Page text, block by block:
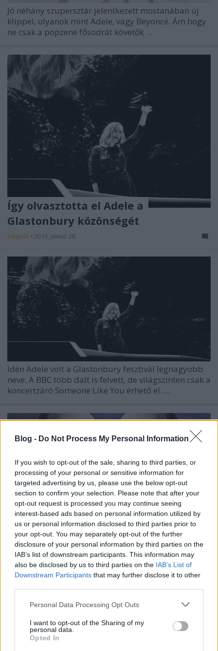
Blog - Do Not Process My Personal Information
If you wish to opt-out of the sale, sharing to third parties, or
processing of your personal or sensitive information for
targeted advertising by us, please use the below opt-out
section to confirm your selection. Please note that after your
opt-out request is processed you may continue seeing
interest-based ads based on personal information utilized by
us or personal information disclosed to third parties prior to
your opt-out. You may separately opt-out of the further
disclosure of your personal information by third parties on the
IAB’s list of downstream participants. This information may
also be disclosed by us to third parties on the IAB’s List of
Downstream Participants that may further disclose it to other
Please note that this website/app uses one or more Google
not limited to your visit or usage behaviour. You may click to
grant or deny consent to Google and its third-party tags to
use your data for below specified purposes in below Google
Personal Data Processing Opt Outs
I want to opt-out of the Sharing of my
personal data.
Opted In
Jó néhány szupersztár jelentkezett mostanában új
klippel, olyanok mint Adele, vagy Beyoncé. Ám hogy
ne csak a popzene fősodrát követők ...
Így olvasztotta el Adele a
Glastonbury közönségét
Lángoló • 2016. június 28.
Idén Adele volt a Glastonbury fesztivál legnagyobb
neve. A BBC több dalt is felvett, de világszinten csak a
koncertzáró Someone Like You érhető el. ...
Adele feje minden lemezborítóra illik
Lángoló•2016. január 26.